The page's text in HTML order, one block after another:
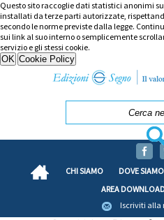
Questo sito raccoglie dati statistici anonimi
installati da terze parti autorizzate,
secondo le norme previste dalla legge.
sui link al suo interno o semplicemente
servizio e gli stessi cookie.
CHI SIAMO DOVE SIAMO
AREA
Iscriviti alla